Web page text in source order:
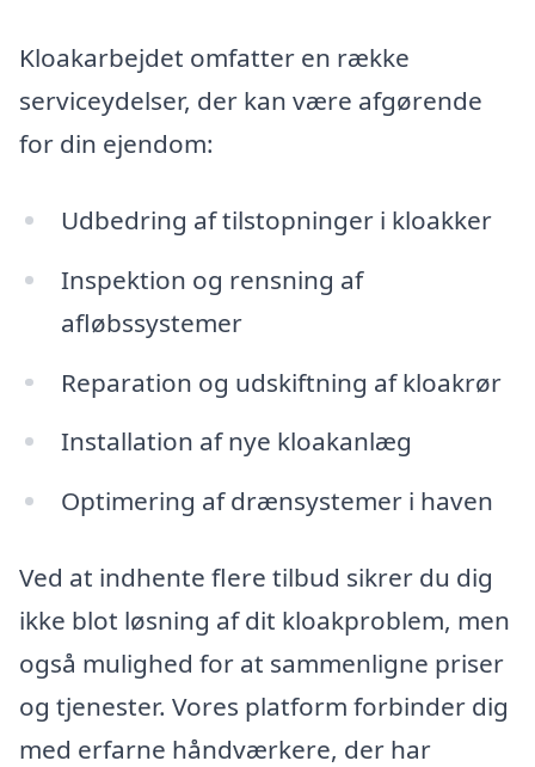
Kloakarbejdet omfatter en række
serviceydelser, der kan være afgørende
for din ejendom:
Udbedring af tilstopninger i kloakker
Inspektion og rensning af
afløbssystemer
Reparation og udskiftning af kloakrør
Installation af nye kloakanlæg
Optimering af drænsystemer i haven
Ved at indhente flere tilbud sikrer du dig
ikke blot løsning af dit kloakproblem, men
også mulighed for at sammenligne priser
og tjenester. Vores platform forbinder dig
med erfarne håndværkere, der har